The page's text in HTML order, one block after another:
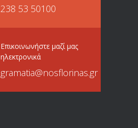
238 53 50100
Επικοινωνήστε μαζί μας
ηλεκτρονικά
gramatia@nosflorinas.gr